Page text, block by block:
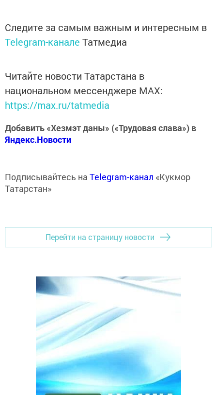
Следите за самым важным и интересным в
Telegram-канале Татмедиа
Читайте новости Татарстана в
национальном мессенджере MАХ:
https://max.ru/tatmedia
Добавить «Хезмэт даны» («Трудовая слава») в
Яндекс.Новости
Подписывайтесь на Telegram-канал «Кукмор
Татарстан»
Перейти на страницу новости